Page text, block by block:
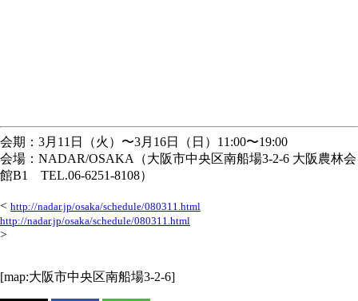
会期：3月11日（火）〜3月16日（日）11:00〜19:00
会場：NADAR/OSAKA（大阪市中央区南船場3-2-6 大阪農林会
館B1 TEL.06-6251-8108）
< http://nadar.jp/osaka/schedule/080311.html
http://nadar.jp/osaka/schedule/080311.html
>
[map:大阪市中央区南船場3-2-6]